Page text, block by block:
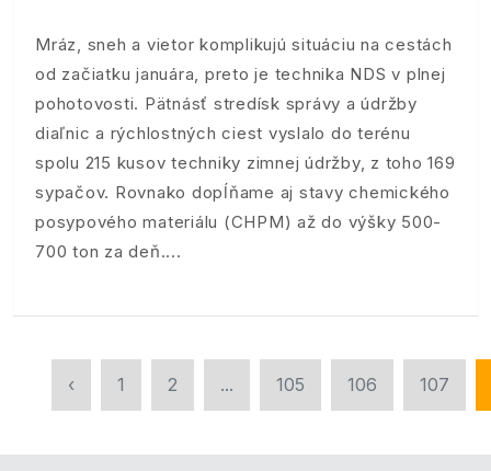
Mráz, sneh a vietor komplikujú situáciu na cestách
od začiatku januára, preto je technika NDS v plnej
pohotovosti. Pätnásť stredísk správy a údržby
diaľnic a rýchlostných ciest vyslalo do terénu
spolu 215 kusov techniky zimnej údržby, z toho 169
sypačov. Rovnako dopĺňame aj stavy chemického
posypového materiálu (CHPM) až do výšky 500-
700 ton za deň.
‹ 1 2 ... 105 106 107